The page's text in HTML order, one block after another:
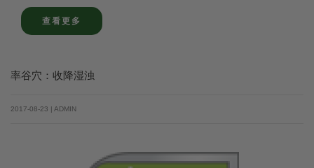
查看更多
率谷穴：收降湿浊
2017-08-23 | ADMIN